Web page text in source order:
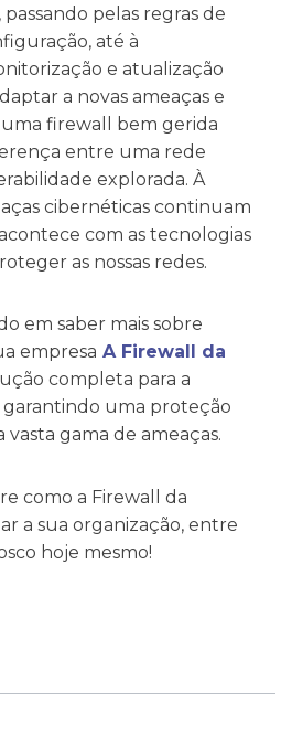
pelas regras de
até à
e atualização
a novas ameaças e
firewall bem gerida
entre uma rede
explorada. À
cibernéticas continuam
com as tecnologias
as nossas redes.
em saber mais sobre
empresa A Firewall da
completa para a
uma proteção
gama de ameaças.
como a Firewall da
a sua organização, entre
hoje mesmo!